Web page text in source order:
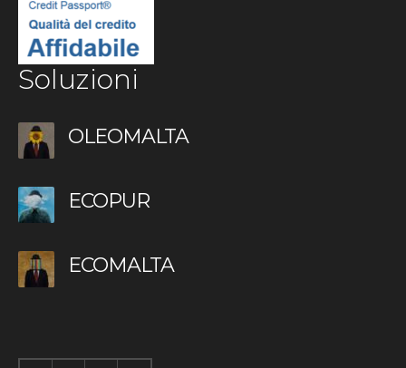
Soluzioni
OLEOMALTA
ECOPUR
ECOMALTA